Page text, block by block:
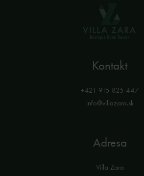
Kontakt
+421 915 825 447
info@villazara.sk
Adresa
Villa Zara